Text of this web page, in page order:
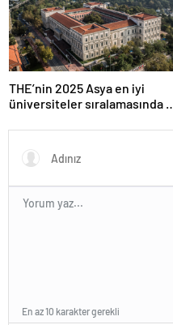
THE’nin 2025 Asya en iyi
üniversiteler sıralamasında 4
girdi
En az 10 karakter gerekli